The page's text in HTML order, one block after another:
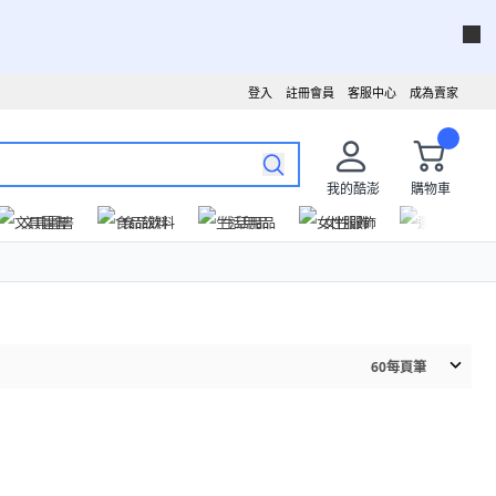
成為賣家
客服中心
註冊會員
登入
我的酷澎
購物車
文具圖書
食品飲料 生活用品 女性服飾
60每頁筆